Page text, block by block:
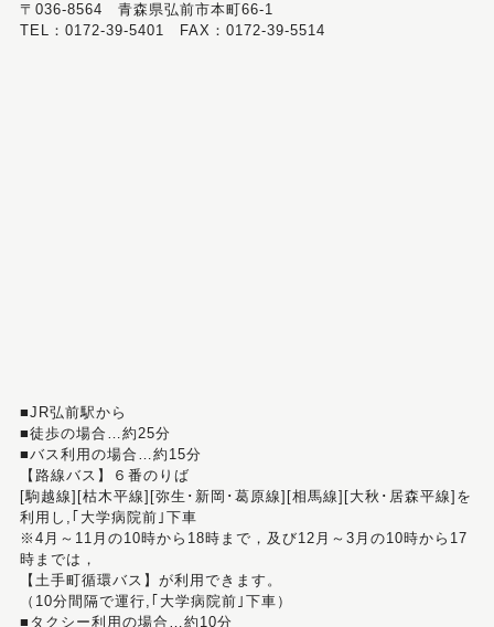
〒036-8564 青森県弘前市本町66-1
TEL：0172-39-5401 FAX：0172-39-5514
■JR弘前駅から
■徒歩の場合…約25分
■バス利用の場合…約15分
【路線バス】６番のりば
[駒越線][枯木平線][弥生･新岡･葛原線][相馬線][大秋･居森平線]を
利用し,｢大学病院前｣下車
※4月～11月の10時から18時まで，及び12月～3月の10時から17
時までは，
【土手町循環バス】が利用できます。
（10分間隔で運行,｢大学病院前｣下車）
■タクシー利用の場合…約10分